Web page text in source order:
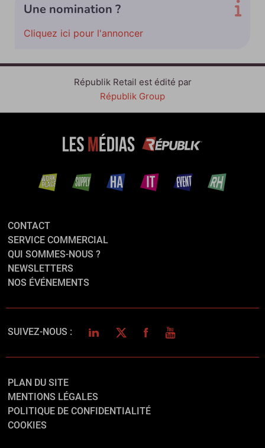
Une nomination ?
Cliquez ici pour l'annoncer
Républik Retail est édité par
Républik Group
CONTACT
SERVICE COMMERCIAL
QUI SOMMES-NOUS ?
NEWSLETTERS
NOS ÉVÉNEMENTS
SUIVEZ-NOUS : LINKEDINTWITTERFACEBOOK
YOUTUBE
PLAN DU SITE
MENTIONS LÉGALES
POLITIQUE DE CONFIDENTIALITÉ
COOKIES